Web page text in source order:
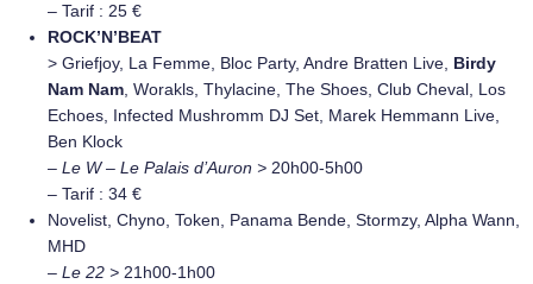
– Tarif : 25 €
ROCK’N’BEAT
> Griefjoy, La Femme, Bloc Party, Andre Bratten Live, Birdy
Nam Nam , Worakls, Thylacine, The Shoes, Club Cheval, Los
Echoes, Infected Mushromm DJ Set, Marek Hemmann Live,
Ben Klock
– Le W – Le Palais d’Auron > 20h00-5h00
– Tarif : 34 €
Novelist, Chyno, Token, Panama Bende, Stormzy, Alpha Wann,
MHD
– Le 22 > 21h00-1h00